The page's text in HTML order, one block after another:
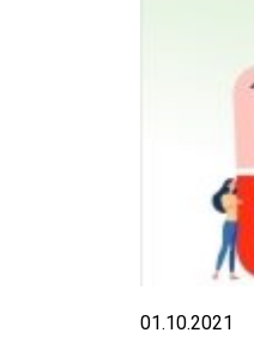
01.10.2021